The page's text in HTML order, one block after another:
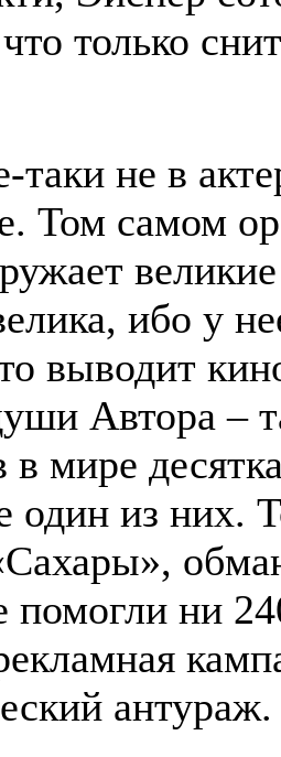
только
таки не в
Том самом
ибо у
выводит
Автора –
в мире
один из них.
помогли ни
антураж.